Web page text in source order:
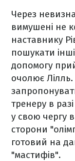
Через
вимушені не
наставнику
пошукати
допомогу
очолює
тренеру в
у свою чергу
сторони
готовий на
"мастифів".